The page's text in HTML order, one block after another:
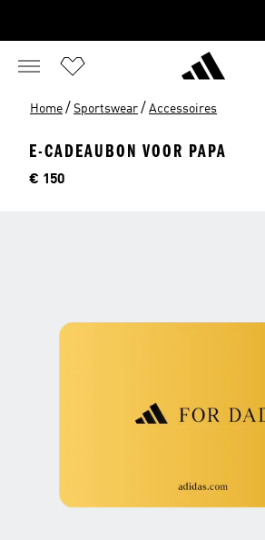
Home / Sportswear / Accessoires
E-CADEAUBON VOOR PAPA
Price
€ 150